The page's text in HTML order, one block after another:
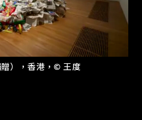
），香港，© 王度